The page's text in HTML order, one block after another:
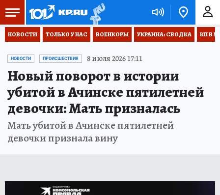
НОВОСТИ ТОЛЬКО У НАС ВОЕНКОРЫ УКРАИНА: СВОДКА КП В
НОВОСТИ ПРОИСШЕСТВИЯ 8 июля 2026 17:11
Новый поворот в истории
убитой в Ачинске пятилетней
девочки: Мать призналась
Мать убитой в Ачинске пятилетней
девочки признала вину